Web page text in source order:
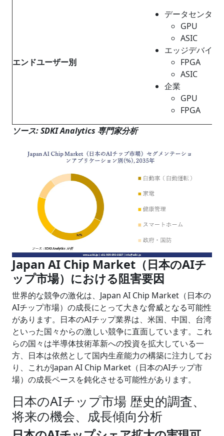
エンドユーザー別
データセンター
GPU
ASIC
エッジデバイス
FPGA
ASIC
企業
GPU
FPGA
ソース: SDKI Analytics 専門家分析
Japan AI Chip Market（日本のAIチ
ップ市場）における阻害要因
世界的な競争の激化は、Japan AI Chip Market（日本の
AIチップ市場）の成長にとって大きな脅威となる可能性
があります。日本のAIチップ業界は、米国、中国、台湾
といった国々からの激しい競争に直面しています。これ
らの国々は半導体技術革新への投資を拡大している一
方、日本は依然として国内生産能力の構築に注力してお
り、これがJapan AI Chip Market（日本のAIチップ市
場）の成長ペースを鈍化させる可能性があります。
日本のAIチップ市場 歴史的調査、
将来の機会、成長傾向分析